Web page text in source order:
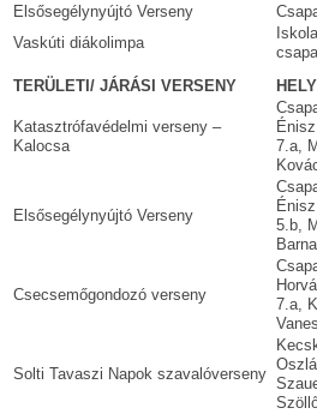
Elsősegélynyújtó Verseny
Vaskúti diákolimpa
TERÜLETI/ JÁRÁSI VERSENY
Katasztrófavédelmi verseny –
Kalocsa
7.a,
Elsősegélynyújtó Verseny
5.b,
Csecsemőgondozó verseny
7.a,
Solti Tavaszi Napok szavalóverseny